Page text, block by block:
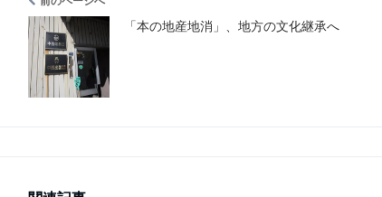
「本の地産地消」、地方の文化継承へ